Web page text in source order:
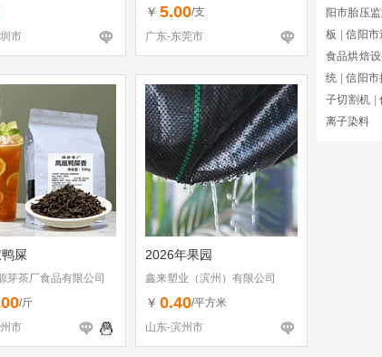
市
￥ 5.00/支
广东-东莞市
屎
芽茶厂食品有限公司
/斤
市
2026年果园
鑫来塑业（滨州）有限公司
￥ 0.40/平方米
山东-滨州市
阳市胎压
板
信阳市
食品烘焙
统
信阳市
子切割机
离子染料